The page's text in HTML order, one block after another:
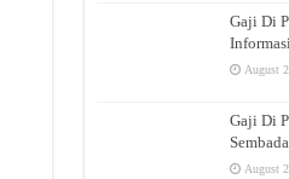
Gaji Di
August
Gaji Di
Sembada
August